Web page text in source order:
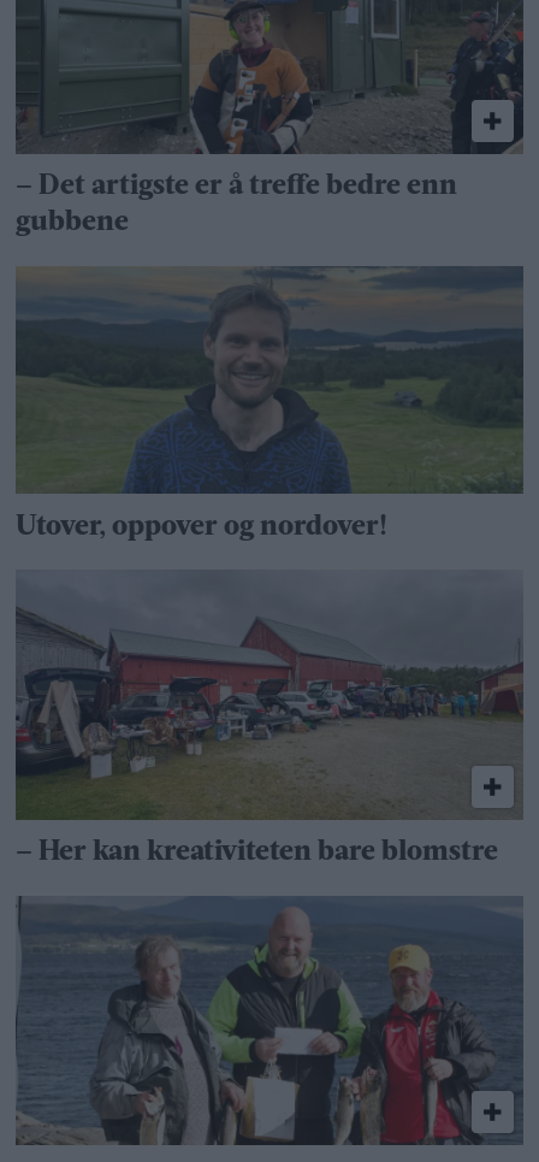
– Det artigste er å treffe bedre enn
gubbene
Utover, oppover og nordover!
– Her kan kreativiteten bare blomstre